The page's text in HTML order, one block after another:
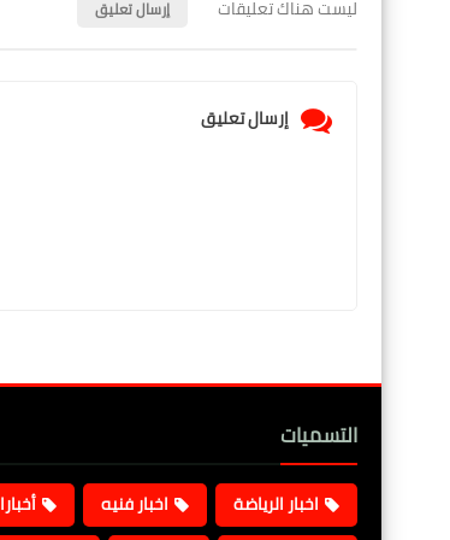
ليست هناك تعليقات إرسال تعليق
إرسال تعليق
التسميات
اخبار الرياضة اخبار فنيه